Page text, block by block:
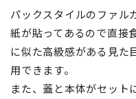
パックスタイルのファル
紙が貼ってあるので直接
に似た高級感がある見た
用できます。
また、蓋と本体がセット